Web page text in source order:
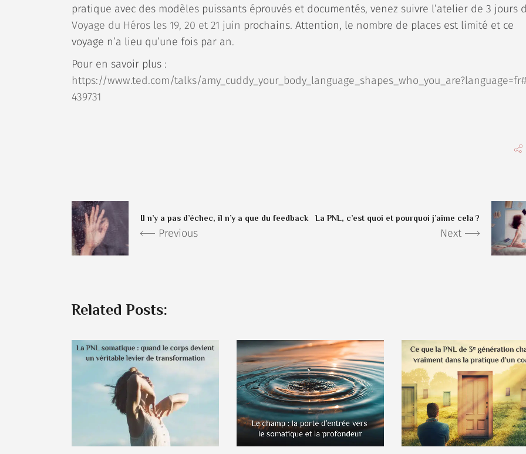
pratique avec des modèles puissants éprouvés et documentés, venez suivre l’atelier de 3 jours
Voyage du Héros les 19, 20 et 21 juin prochains. Attention, le nombre de places est limité et ce
voyage n’a lieu qu’une fois par an.
Pour en savoir plus :
https://www.ted.com/talks/
439731
Il n’y a pas d’échec, il n’y a que du feedback
Previous
La PNL, c’est quoi et pourquoi j’aime cela ?
Next
Related Posts: